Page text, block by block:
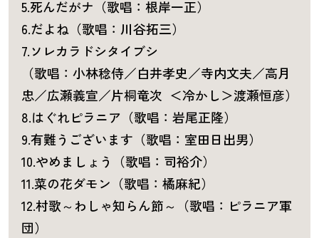
5.死んだがナ（歌唱：根岸一正）
6.だよね（歌唱：川谷拓三）
7.ソレカラドシタイブシ
（歌唱：小林稔侍／白井孝史／寺内文夫／高月
忠／広瀬義宣／片桐竜次 ＜冷かし＞渡瀬恒彦）
8.はぐれピラニア（歌唱：岩尾正隆）
9.有難うございます（歌唱：室田日出男）
10.やめましょう（歌唱：司裕介）
11.菜の花ダモン（歌唱：橘麻紀）
12.村歌～わしゃ知らん節～（歌唱：ピラニア軍
団）